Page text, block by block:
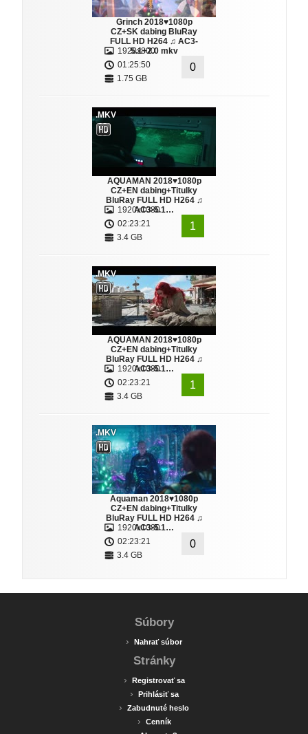
Grinch 2018♥1080p
CZ+SK dabing BluRay
FULL HD H264 ♫ AC3-
5.1+2.0 mkv
1920x800
01:25:50
1.75 GB
0
.MKV
AQUAMAN 2018♥1080p
CZ+EN dabing+Titulky
BluRay FULL HD H264 ♫
AC3-5.1…
1920x1080
02:23:21
3.4 GB
1
.MKV
AQUAMAN 2018♥1080p
CZ+EN dabing+Titulky
BluRay FULL HD H264 ♫
AC3-5.1…
1920x1080
02:23:21
3.4 GB
1
.MKV
Aquaman 2018♥1080p
CZ+EN dabing+Titulky
BluRay FULL HD H264 ♫
AC3-5.1…
1920x1080
02:23:21
3.4 GB
0
Súbory
› Nahrať súbor
Stránky
› Registrovať sa
› Prihlásiť sa
› Zabudnuté heslo
› Cenník